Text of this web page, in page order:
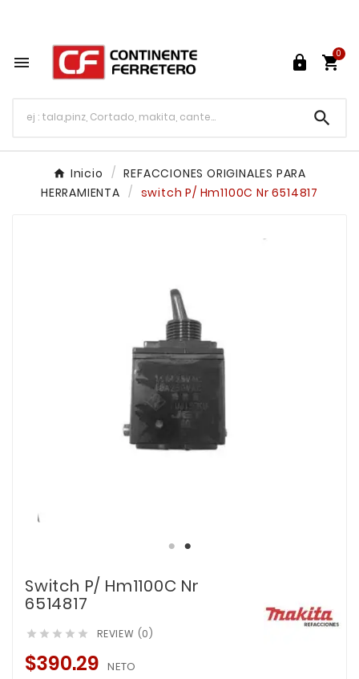
  
0

Inicio
REFACCIONES ORIGINALES PARA
HERRAMIENTA
switch P/ Hm1100C Nr 6514817
Switch P/ Hm1100C Nr
6514817
     REVIEW (0)
$390.29 NETO